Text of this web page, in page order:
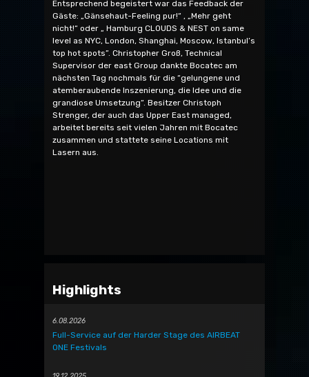
Entsprechend begeistert war das Feedback der
Gäste: „Gänsehaut-Feeling pur!“ , „Mehr geht
nicht!“ oder „ Hamburg CLOUDS & NEST on same
level as NYC, London, Shanghai, Moscow, Istanbul’s
top hot spots”. Christopher Groß, Technical
Supervisor der east Group dankte Bocatec am
nächsten Tag nochmals für die “gelungene und
atemberaubende Inszenierung, die Idee und die
grandiose Umsetzung“. Besitzer Christoph
Strenger, der auch das Upper East managed,
arbeitet bereits seit vielen Jahren mit Bocatec
zusammen und stattete seine Locations mit
Lasern aus.
Highlights
6.08.2026
Full-Service auf der Harder Stage des AIRBEAT
ONE Festivals